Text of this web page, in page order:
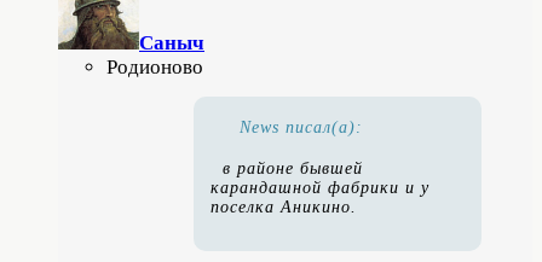
Саныч
Родионово
News писал(а):
в районе бывшей
карандашной фабрики и у
поселка Аникино.